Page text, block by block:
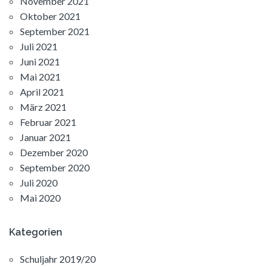
Oktober 2021
September 2021
Juli 2021
Juni 2021
Mai 2021
April 2021
März 2021
Februar 2021
Januar 2021
Dezember 2020
September 2020
Juli 2020
Mai 2020
Kategorien
Schuljahr 2019/20